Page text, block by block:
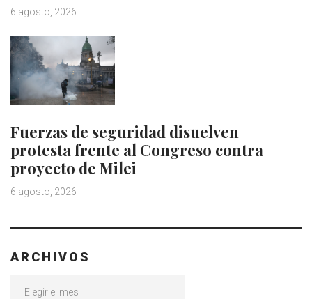
6 agosto, 2026
Fuerzas de seguridad disuelven
protesta frente al Congreso contra
proyecto de Milei
6 agosto, 2026
ARCHIVOS